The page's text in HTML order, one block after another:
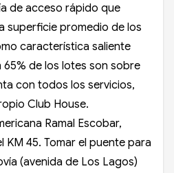
de acceso rápido que
superficie promedio de los
característica saliente
de los lotes son sobre
con todos los servicios,
Club House.
Ramal Escobar,
KM 45. Tomar el puente para
(avenida de Los Lagos)